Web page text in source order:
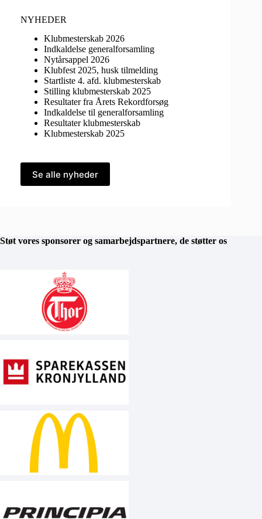
NYHEDER
Klubmesterskab 2026
Indkaldelse generalforsamling
Nytårsappel 2026
Klubfest 2025, husk tilmelding
Startliste 4. afd. klubmesterskab
Stilling klubmesterskab 2025
Resultater fra Årets Rekordforsøg
Indkaldelse til generalforsamling
Resultater klubmesterskab
Klubmesterskab 2025
Se alle nyheder
Støt vores sponsorer og samarbejdspartnere, de støtter os